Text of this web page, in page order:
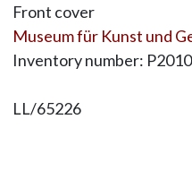
Front cover
Museum für Kunst und
Inventory number:
LL/65226